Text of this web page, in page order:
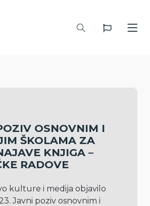
OSNOVNIM I
ŠKOLAMA ZA
KNJIGA –
RADOVE
kulture i medija objavilo
Javni poziv osnovnim i